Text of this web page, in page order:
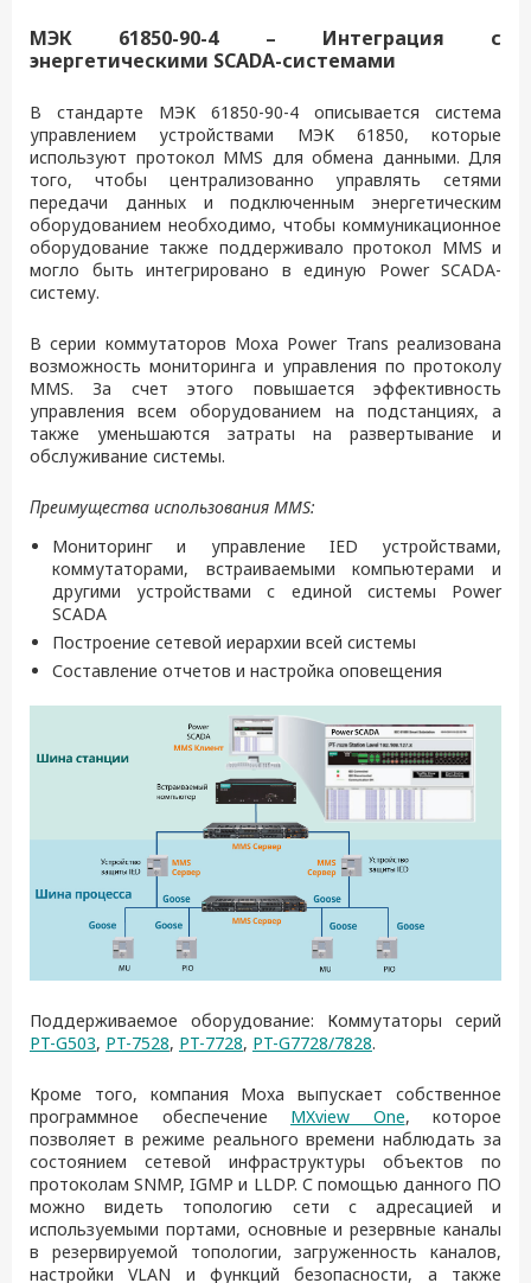
МЭК 61850-90-4 – Интеграция с
энергетическими SCADA-системами
В стандарте МЭК 61850-90-4 описывается система
управлением устройствами МЭК 61850, которые
используют протокол MMS для обмена данными. Для
того, чтобы централизованно управлять сетями
передачи данных и подключенным энергетическим
оборудованием необходимо, чтобы коммуникационное
оборудование также поддерживало протокол MMS и
могло быть интегрировано в единую Power SCADA-
систему.
В серии коммутаторов Moxa Power Trans реализована
возможность мониторинга и управления по протоколу
MMS. За счет этого повышается эффективность
управления всем оборудованием на подстанциях, а
также уменьшаются затраты на развертывание и
обслуживание системы.
Преимущества использования MMS:
Мониторинг и управление IED устройствами,
коммутаторами, встраиваемыми компьютерами и
другими устройствами с единой системы Power
SCADA
Построение сетевой иерархии всей системы
Составление отчетов и настройка оповещения
Поддерживаемое оборудование: Коммутаторы серий
PT-G503, PT-7528, PT-7728, PT-G7728/7828.
Кроме того, компания Moxa выпускает собственное
программное обеспечение MXview One, которое
позволяет в режиме реального времени наблюдать за
состоянием сетевой инфраструктуры объектов по
протоколам SNMP, IGMP и LLDP. С помощью данного ПО
можно видеть топологию сети с адресацией и
используемыми портами, основные и резервные каналы
в резервируемой топологии, загруженность каналов,
настройки VLAN и функций безопасности, а также